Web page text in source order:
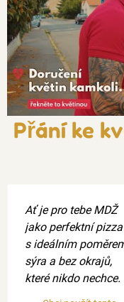
Přání ke
Ať je pro tebe MDŽ
jako perfektní
s ideálním
sýra a bez okrajů,
které nikdo nechce.